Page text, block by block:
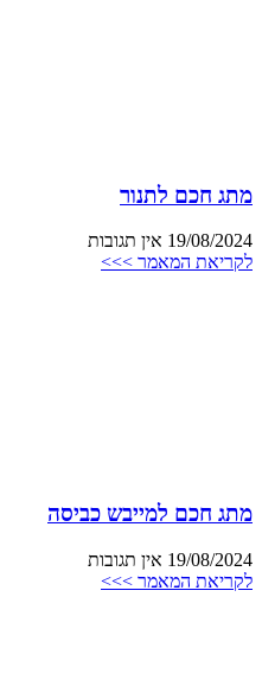
מתג חכם לתנור
19/08/2024 אין תגובות
לקריאת המאמר >>>
מתג חכם למייבש כביסה
19/08/2024 אין תגובות
לקריאת המאמר >>>